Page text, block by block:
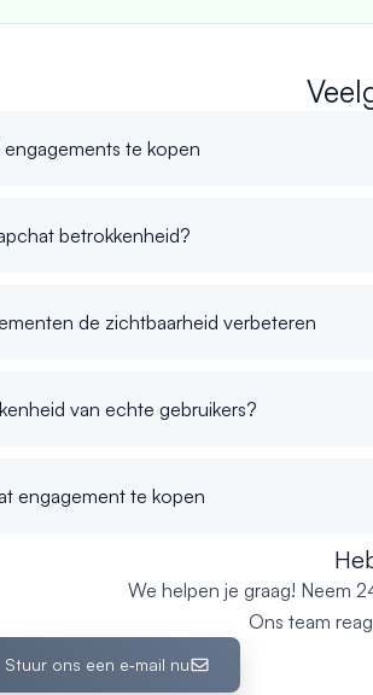
te kopen
betrokkenheid?
de zichtbaarheid verbeteren
van echte gebruikers?
engagement te kopen
We helpen je graag! Neem
Ons team
Stuur ons een e‑mail nu